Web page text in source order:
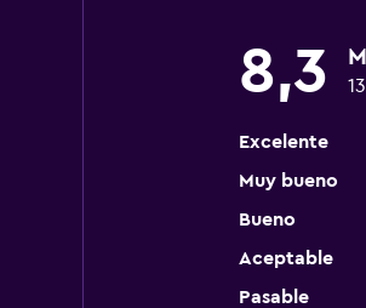
8,3
Excelente
Muy bueno
Bueno
Aceptable
Pasable